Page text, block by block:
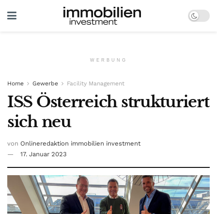
WERBUNG
Home Gewerbe Facility Management
ISS Österreich strukturiert
sich neu
von Onlineredaktion immobilien investment
17. Januar 2023